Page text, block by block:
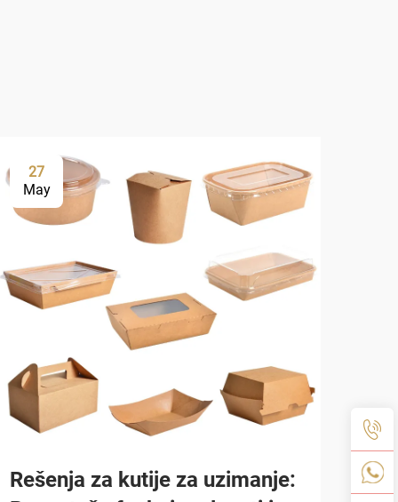
27
May
Rešenja za kutije za uzimanje: